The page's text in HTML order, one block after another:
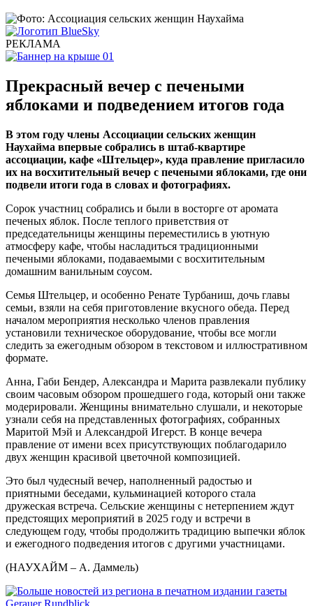
РЕКЛАМА
Прекрасный вечер с печеными
яблоками и подведением итогов года
В этом году члены Ассоциации сельских женщин
Наухайма впервые собрались в штаб-квартире
ассоциации, кафе «Штельцер», куда правление пригласило
их на восхитительный вечер с печеными яблоками, где они
подвели итоги года в словах и фотографиях.
Сорок участниц собрались и были в восторге от аромата
печеных яблок. После теплого приветствия от
председательницы женщины переместились в уютную
атмосферу кафе, чтобы насладиться традиционными
печеными яблоками, подаваемыми с восхитительным
домашним ванильным соусом.
Семья Штельцер, и особенно Ренате Турбаниш, дочь главы
семьи, взяли на себя приготовление вкусного обеда. Перед
началом мероприятия несколько членов правления
установили техническое оборудование, чтобы все могли
следить за ежегодным обзором в текстовом и иллюстративном
формате.
Анна, Габи Бендер, Александра и Марита развлекали публику
своим часовым обзором прошедшего года, который они также
модерировали. Женщины внимательно слушали, и некоторые
узнали себя на представленных фотографиях, собранных
Маритой Мэй и Александрой Игерст. В конце вечера
правление от имени всех присутствующих поблагодарило
двух женщин красивой цветочной композицией.
Это был чудесный вечер, наполненный радостью и
приятными беседами, кульминацией которого стала
дружеская встреча. Сельские женщины с нетерпением ждут
предстоящих мероприятий в 2025 году и встречи в
следующем году, чтобы продолжить традицию выпечки яблок
и ежегодного подведения итогов с другими участницами.
(НАУХАЙМ – А. Даммель)